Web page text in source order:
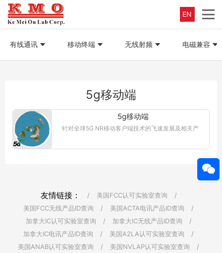
EN
有线通讯 移动终端 无线射频 电磁兼容
5g移动端
5g移动端
针对全球5G NR移动客户端技术的飞速发展及相关产
友情链接： / 美国FCC认可实验室查询
/
美国FCC无线产品ID查询
/ 美国ACTA电讯产品ID查询
/
加拿大IC认可实验室查询
/ 加拿大IC无线产品ID查询
/
加拿大IC电讯产品ID查询
/ 美国A2LA认可实验室查询
/
美国ANAB认可实验室查询
/ 美国NVLAP认可实验室查询
/